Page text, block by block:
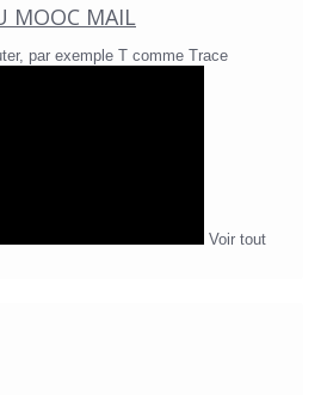
MOOC MAIL
par exemple T comme Trace
Voir tout